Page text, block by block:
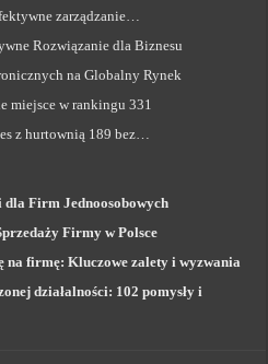
zarządzanie…
Rozwiązanie dla Biznesu
na Globalny Rynek
miejsce w rankingu 331
z hurtownią 189 bez…
Firm Jednoosobowych
Firmy w Polsce
na firmę: Kluczowe zalety i wyzwania
działalności: 102 pomysły i